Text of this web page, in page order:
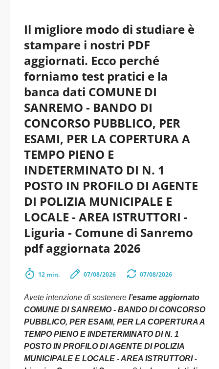
Il migliore modo di studiare è
stampare i nostri PDF
aggiornati. Ecco perché
forniamo test pratici e la
banca dati COMUNE DI
SANREMO - BANDO DI
CONCORSO PUBBLICO, PER
ESAMI, PER LA COPERTURA A
TEMPO PIENO E
INDETERMINATO DI N. 1
POSTO IN PROFILO DI AGENTE
DI POLIZIA MUNICIPALE E
LOCALE - AREA ISTRUTTORI -
Liguria - Comune di Sanremo
pdf aggiornata 2026
12 min. 07/08/2026 07/08/2026
Avete intenzione di sostenere l’esame aggiornato
COMUNE DI SANREMO - BANDO DI CONCORSO
PUBBLICO, PER ESAMI, PER LA COPERTURA A
TEMPO PIENO E INDETERMINATO DI N. 1
POSTO IN PROFILO DI AGENTE DI POLIZIA
MUNICIPALE E LOCALE - AREA ISTRUTTORI -